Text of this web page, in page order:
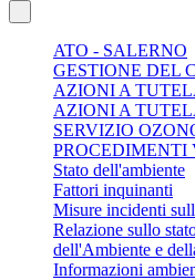
ATO - SALERNO
GESTIONE DEL
AZIONI A
AZIONI A
SERVIZIO
PROCEDIMENTI
Stato dell'ambiente
Fattori inquinanti
Misure incidenti
Relazione sullo
dell'Ambiente e
Informazioni